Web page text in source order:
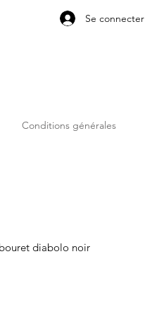
Se connecter
Conditions générales
diabolo noir